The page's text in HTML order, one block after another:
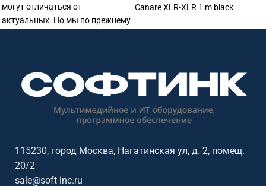
могут отличаться от
актуальных. Но мы по прежнему
Canare XLR-XLR 1 m black
115230, город Москва, Нагатинская ул, д. 2, помещ.
20/2
sale@soft-inc.ru